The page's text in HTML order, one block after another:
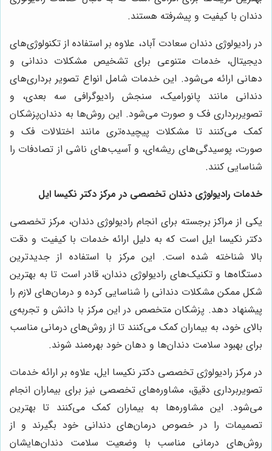
دندان با کیفیت و پیشرفته هستند.
در رادیولوژی دندان سعادت آباد، علاوه بر استفاده از تکنولوژی‌های
دیجیتال، خدمات متنوعی برای تشخیص مشکلات دندانی و
دهانی ارائه می‌شود. این خدمات شامل انواع تصویر برداری‌های
دندانی مانند پانورامیک، سنجش رادیوگرافی سه بعدی، و
تصویربرداری فک و صورت می‌شود. این روش‌ها به دندان‌پزشکان
کمک می‌کنند تا مشکلات پیچیده‌تری مانند اختلالات فک و
صورت، پوسیدگی‌های ریشه‌ای، و آسیب‌های ناشی از تصادفات را
شناسایی کنند.
خدمات رادیولوژی دندان تخصصی در مرکز دکتر نکیسا ایل
یکی از مراکز برجسته برای انجام رادیولوژی دندان، مرکز تخصصی
دکتر نکیسا ایل است که به دلیل ارائه خدمات با کیفیت و دقت
بالا شناخته شده است. این مرکز با استفاده از جدیدترین
دستگاه‌ها و تکنیک‌های رادیولوژی دندان، قادر است تا به بهترین
شکل ممکن مشکلات دندانی را شناسایی کرده و درمان‌های لازم را
پیشنهاد دهد. پزشکان متخصص در این مرکز با دانش و تجربه‌ی
بالای خود، به بیماران کمک می‌کنند تا از روش‌های درمانی مناسب
برای بهبود سلامت دندان‌ها و دهان خود بهره‌مند شوند.
در مرکز رادیولوژی تخصصی دکتر نکیسا ایل، علاوه بر ارائه خدمات
تصویربرداری دقیق، مشاوره‌های تخصصی نیز برای بیماران انجام
می‌شود. این مشاوره‌ها به بیماران کمک می‌کنند تا بهترین
تصمیمات را در خصوص درمان‌های دندانی خود بگیرند و از
روش‌های درمانی مناسب با وضعیت سلامت دندان‌هایشان